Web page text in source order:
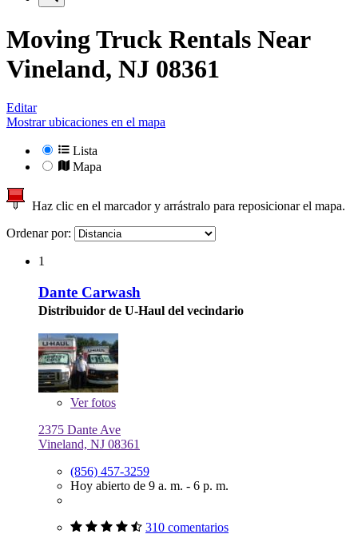
Moving Truck Rentals Near
Vineland, NJ 08361
Editar
Mostrar ubicaciones en el mapa
Lista
Mapa
Haz clic en el marcador y arrástralo para reposicionar el mapa.
Ordenar por:
1
Dante Carwash
Distribuidor de U-Haul del vecindario
Verfotos
2375 Dante Ave
Vineland, NJ 08361
(856) 457-3259
Hoy abierto de 9 a. m. - 6 p. m.
310 comentarios